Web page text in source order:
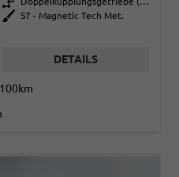
Außenfarbe
S7 - Magnetic Tech Met.
DETAILS